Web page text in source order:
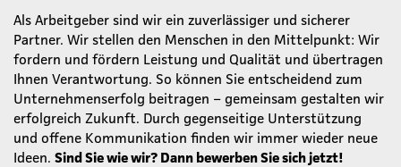
Als Arbeitgeber sind wir ein zuverlässiger und sicherer
Partner. Wir stellen den Menschen in den Mittelpunkt: Wir
fordern und fördern Leistung und Qualität und übertragen
Ihnen Verantwortung. So können Sie entscheidend zum
Unternehmenserfolg beitragen – gemeinsam gestalten wir
erfolgreich Zukunft. Durch gegenseitige Unterstützung
und offene Kommunikation finden wir immer wieder neue
Ideen. Sind Sie wie wir? Dann bewerben Sie sich jetzt!